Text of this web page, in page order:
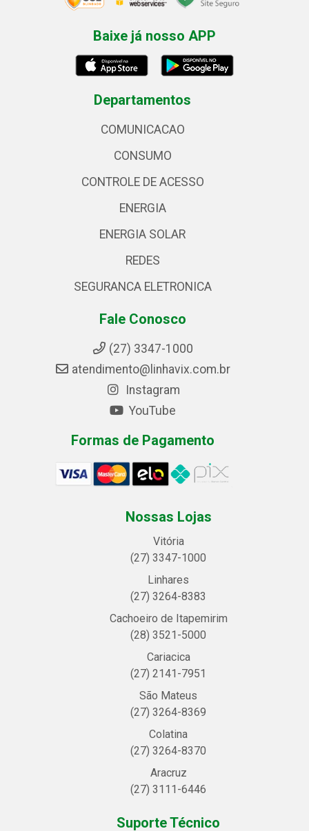
Baixe já nosso APP
Departamentos
COMUNICACAO
CONSUMO
CONTROLE DE ACESSO
ENERGIA
ENERGIA SOLAR
REDES
SEGURANCA ELETRONICA
Fale Conosco
(27) 3347-1000
atendimento@linhavix.com.br
Instagram
YouTube
Formas de Pagamento
Nossas Lojas
Vitória
(27) 3347-1000
Linhares
(27) 3264-8383
Cachoeiro de Itapemirim
(28) 3521-5000
Cariacica
(27) 2141-7951
São Mateus
(27) 3264-8369
Colatina
(27) 3264-8370
Aracruz
(27) 3111-6446
Suporte Técnico